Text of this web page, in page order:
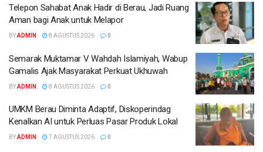
Telepon Sahabat Anak Hadir di Berau, Jadi Ruang
Aman bagi Anak untuk Melapor
BYADMIN 8 AGUSTUS 2026 0
Semarak Muktamar V Wahdah Islamiyah, Wabup
Gamalis Ajak Masyarakat Perkuat Ukhuwah
BYADMIN 8 AGUSTUS 2026 0
UMKM Berau Diminta Adaptif, Diskoperindag
Kenalkan AI untuk Perluas Pasar Produk Lokal
BYADMIN 7 AGUSTUS 2026 0